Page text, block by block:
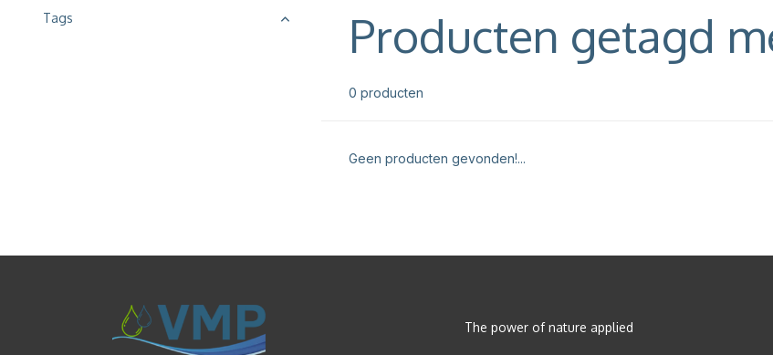
Tags Producten getagd
0 producten
Geen producten gevonden!...
The power of nature applied